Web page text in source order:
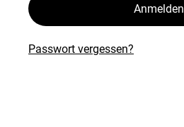
Anmelden
Passwort vergessen?